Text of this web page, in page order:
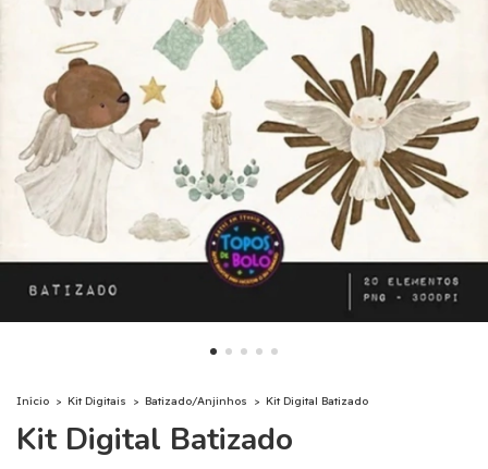
Início > Kit Digitais > Batizado/Anjinhos > Kit Digital Batizado
Kit Digital Batizado